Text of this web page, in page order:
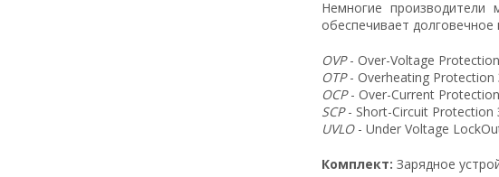
Немногие производители
обеспечивает
OVP- Over-Voltage
OTP- Overheating Protection
OCP- Over-Current
SCP- Short-Circuit Protection
UVLO- Under Voltage
Комплект: Зарядное